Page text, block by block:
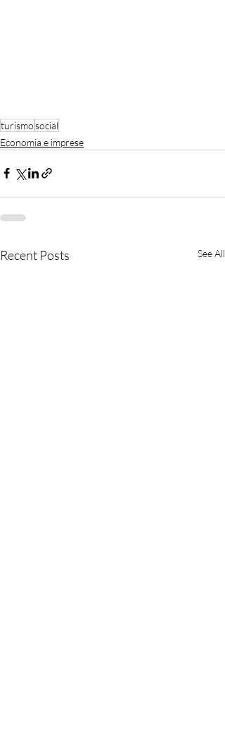
turismosocial
Economia e imprese
Recent Posts See All